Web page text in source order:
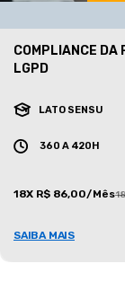
COMPLIANCE DA
LGPD
LATO SENSU
360 A 420H
18X R$ 86,00/Mês
SAIBA MAIS